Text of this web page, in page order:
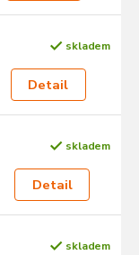
skladem
Detail
skladem
Detail
skladem